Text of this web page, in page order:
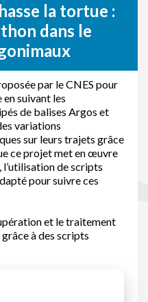
la tortue :
dans le
par le CNES pour
suivant les
de balises Argos et
variations
sur leurs trajets grâce
ce projet met en œuvre
l’utilisation de scripts
pour suivre ces
et le traitement
à des scripts